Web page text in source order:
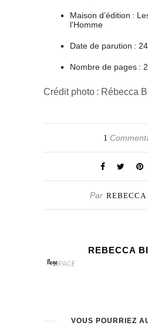
Maison d’édition :
l’Homme
Date de parution :
Nombre de pages :
Crédit photo : Rébecca
1
Par REBECCA
REBECCA
VOUS POURRIEZ